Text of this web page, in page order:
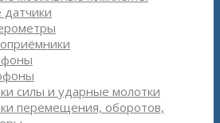
датчики
силы и ударные молотки
перемещения, оборотов,